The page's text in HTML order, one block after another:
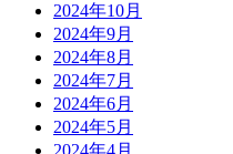
2024年10月
2024年9月
2024年8月
2024年7月
2024年6月
2024年5月